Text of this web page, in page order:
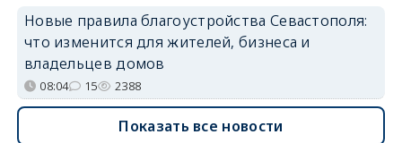
Новые правила благоустройства Севастополя:
что изменится для жителей, бизнеса и
владельцев домов
08:04 15 2388
Показать все новости